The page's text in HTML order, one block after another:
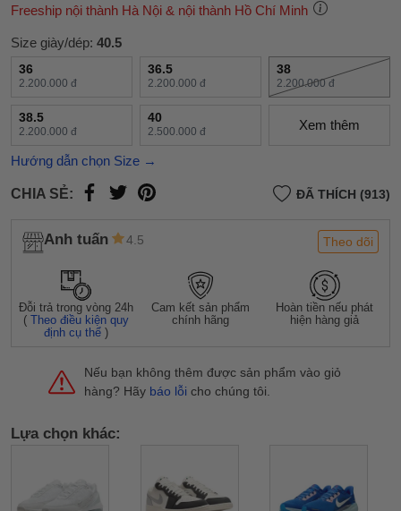
Freeship nội thành Hà Nội & nội thành Hồ Chí Minh
Size giày/dép: 40.5
36
2.200.000 đ
36.5
2.200.000 đ
38
2.200.000 đ
38.5
2.200.000 đ
40
2.500.000 đ Xem thêm
Hướng dẫn chọn Size →
CHIA SẺ: ĐÃ THÍCH (913)
Anh tuấn 4.5 Theo dõi
Đỗi trả trong vòng 24h
(Theo điều kiện quy
định cụ thể )
Cam kết sản phẩm
chính hãng
Hoàn tiền nếu phát
hiện hàng giả
Nếu bạn không thêm được sản phẩm vào giỏ
hàng? Hãy báo lỗi cho chúng tôi.
Lựa chọn khác: